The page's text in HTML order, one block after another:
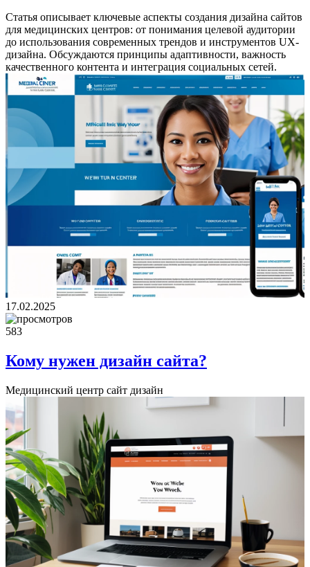
Статья описывает ключевые аспекты создания дизайна сайтов
для медицинских центров: от понимания целевой аудитории
до использования современных трендов и инструментов UX-
дизайна. Обсуждаются принципы адаптивности, важность
качественного контента и интеграция социальных сетей.
17.02.2025
583
Кому нужен дизайн сайта?
Медицинский центр сайт дизайн